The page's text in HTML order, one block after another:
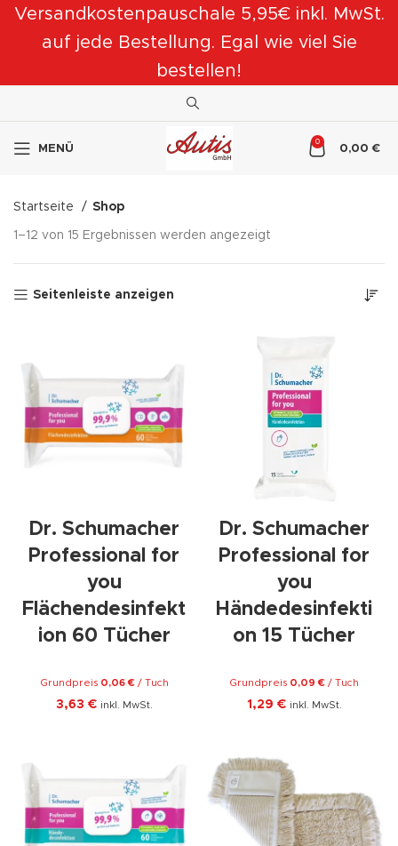
Versandkostenpauschale 5,95€ inkl. MwSt.
auf jede Bestellung. Egal wie viel Sie
bestellen!
MENÜ
0
0,00€
Startseite Shop
1–12 von 15 Ergebnissen werden angezeigt
Seitenleiste anzeigen
Dr. Schumacher
Professional for
you
Flächendesinfekt
ion 60 Tücher
3,63 € inkl. MwSt.
Grundpreis 0,06€/ Tuch
Dr. Schumacher
Professional for
you
Händedesinfekti
on 15 Tücher
1,29 € inkl. MwSt.
Grundpreis 0,09€ / Tuch